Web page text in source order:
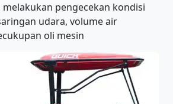
pengecekan kondisi
udara, volume air
oli mesin